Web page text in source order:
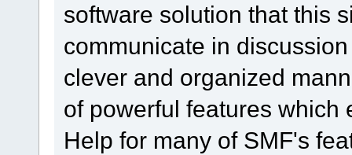
software solution that this
communicate in
clever and organized
of powerful features which
Help for many of SMF's